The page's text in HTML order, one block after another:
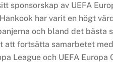
sponsorskap av UEFA
har varit en högt
och bland det bästa
att fortsätta samarbetet
League och UEFA Europa